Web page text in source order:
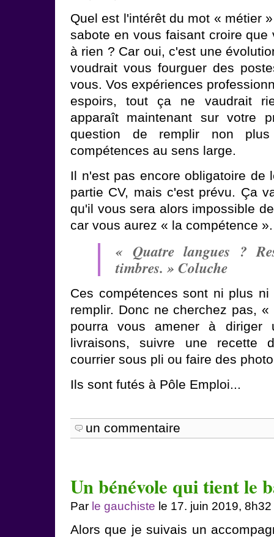
Quel est l'intérêt du mot « métier
sabote en vous faisant croire
à rien ? Car oui, c'est une
voudrait vous fourguer des
vous. Vos expériences
espoirs, tout ça ne vaudrait
apparaît maintenant sur votre
question de remplir non
compétences au sens large.
Il n'est pas encore obligatoire de
partie CV, mais c'est prévu. Ça
qu'il vous sera alors impossible
car vous aurez « la compétence ».
« Quatre langues ?
timbres. » Coluche
Ces compétences sont ni plus
remplir. Donc ne cherchez pas,
pourra vous amener à diriger
livraisons, suivre une recette
courrier sous pli ou faire des
Ils sont futés à Pôle Emploi...
un commentaire
Un bénévole qui tient le
Par le gauchiste le 17. juin 2019, 8h32
Alors que je suivais un